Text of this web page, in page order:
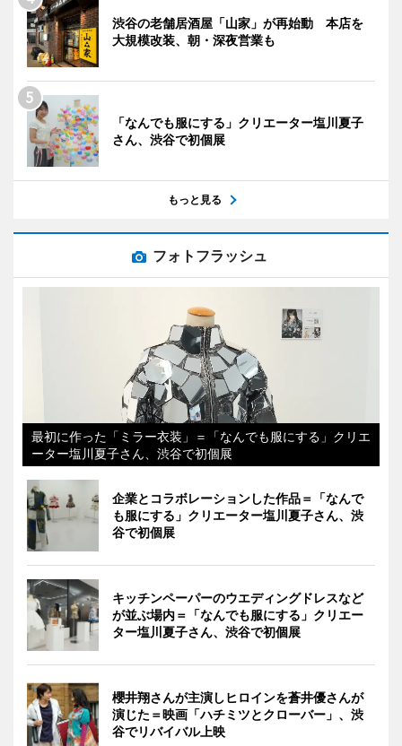
渋谷の老舗居酒屋「山家」が再始動 本店を
大規模改装、朝・深夜営業も
「なんでも服にする」クリエーター塩川夏子
さん、渋谷で初個展
もっと見る
フォトフラッシュ
最初に作った「ミラー衣装」＝「なんでも服にする」クリエ
ーター塩川夏子さん、渋谷で初個展
企業とコラボレーションした作品＝「なんで
も服にする」クリエーター塩川夏子さん、渋
谷で初個展
キッチンペーパーのウエディングドレスなど
が並ぶ場内＝「なんでも服にする」クリエー
ター塩川夏子さん、渋谷で初個展
櫻井翔さんが主演しヒロインを蒼井優さんが
演じた＝映画「ハチミツとクローバー」、渋
谷でリバイバル上映